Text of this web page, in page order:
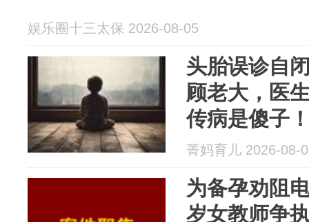
娱乐圈十三太保 2026-08-05
头胎误诊自
顾老大，医
传病是傻子
怀上三胎了
菁妈育儿 2026-08-
为备孕劝阻
岁女教师争